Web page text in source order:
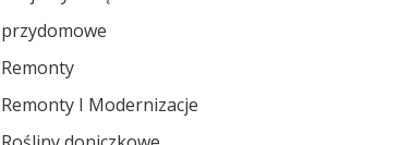
przydomowe
Remonty
Remonty I Modernizacje